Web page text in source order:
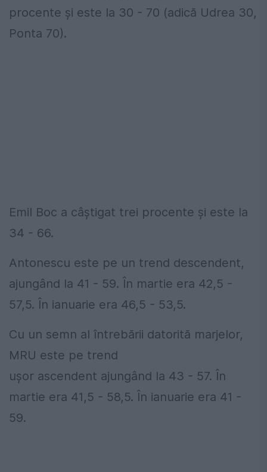
procente și este la 30 - 70 (adică Udrea 30,
Ponta 70).
Emil Boc a câștigat trei procente și este la
34 - 66.
Antonescu este pe un trend descendent,
ajungând la 41 - 59. În martie era 42,5 -
57,5. În ianuarie era 46,5 - 53,5.
Cu un semn al întrebării datorită marjelor,
MRU este pe trend
ușor ascendent ajungând la 43 - 57. În
martie era 41,5 - 58,5. În ianuarie era 41 -
59.